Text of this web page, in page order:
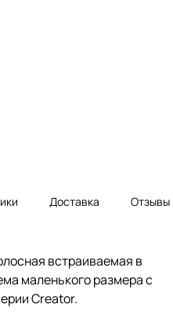
Доставка Отзывы
встраиваемая в
маленького размера с
Creator.